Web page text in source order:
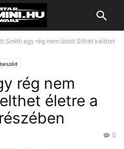
Smith egy rég nem látott Sithet kelthet
rég nem
életre a
0